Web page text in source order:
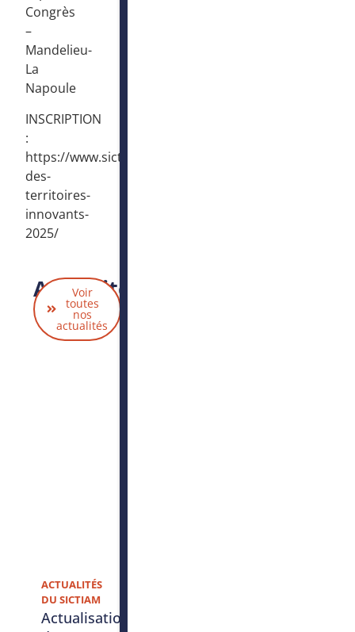
Congrès
–
Mandelieu-
La
Napoule
INSCRIPTION
:
https://www.sictiam.fr/evenements/rencontres-
des-
territoires-
innovants-
2025/
Actualités
liées
Voir
toutes
nos
actualités
ACTUALITÉS
DU SICTIAM
Actualisation